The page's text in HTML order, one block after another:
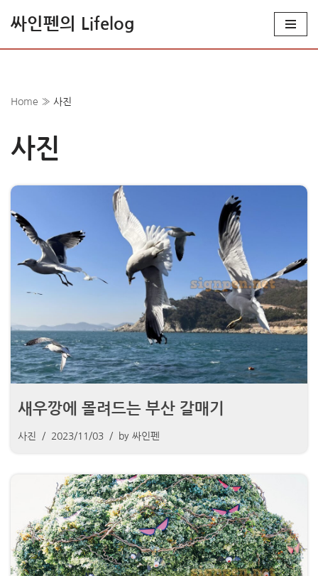
로
너
뛰
싸인펜의 Lifelog
Home » 사진
사진
새우깡에 몰려드는 부산 갈매기
사진 2023/11/03 by 싸인펜